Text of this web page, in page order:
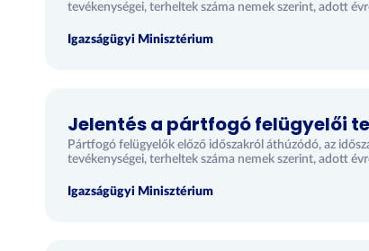
tevékenységei, terheltek száma nemek szerint, adott
Igazságügyi Minisztérium
Jelentés a pártfogó felügyelői
Pártfogó felügyelők előző időszakról áthúzódó, az
tevékenységei, terheltek száma nemek szerint, adott
Igazságügyi Minisztérium